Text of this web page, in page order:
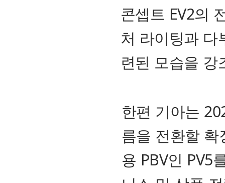
콘셉트 EV2의
처 라이팅과 다
련된 모습을 강
한편 기아는
름을 전환할
용 PBV인 PV5